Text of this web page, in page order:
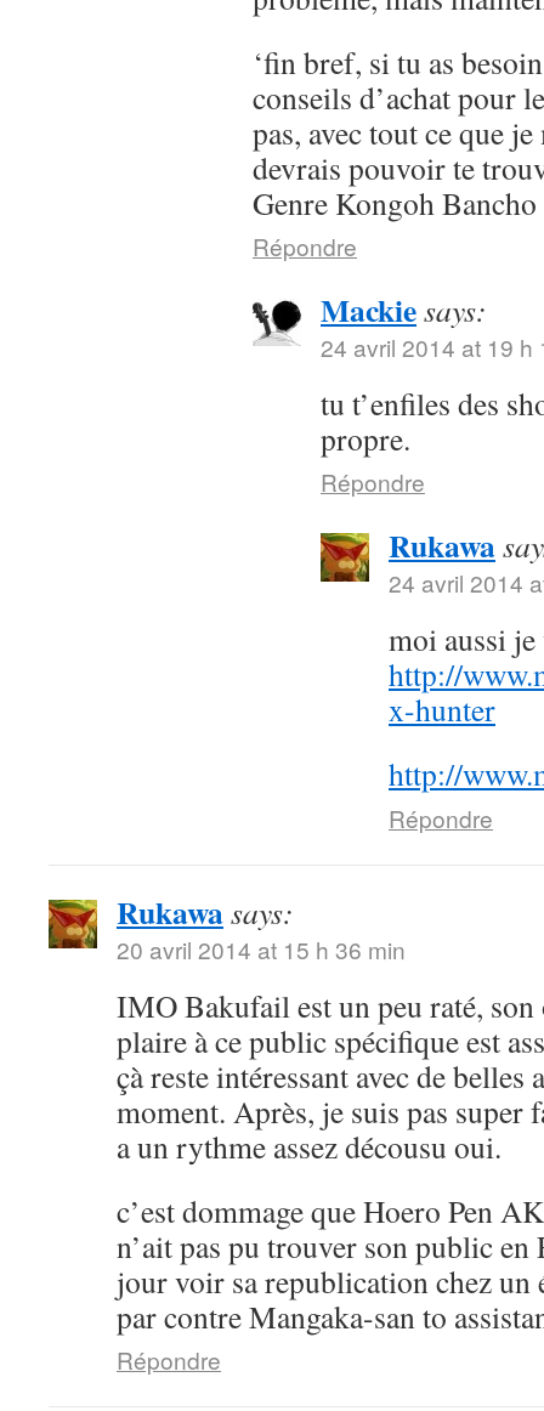
‘fin bref, si tu as
conseils d’achat pour
pas, avec tout ce que
devrais pouvoir te
Genre Kongoh Bancho
Répondre
Mackiesays:
24 avril 2014 at 19 h
tu t’enfiles des
propre.
Répondre
Rukawa
24 avril 2014
moi aussi
http://
x-hunter
http://
Répondre
Rukawasays:
20 avril 2014 at 15 h 36 min
IMO Bakufail est un peu raté,
plaire à ce public spécifique est
çà reste intéressant avec de belles
moment. Après, je suis pas super
a un rythme assez décousu oui.
c’est dommage que Hoero Pen
n’ait pas pu trouver son public en
jour voir sa republication chez un
par contre Mangaka-san to
Répondre